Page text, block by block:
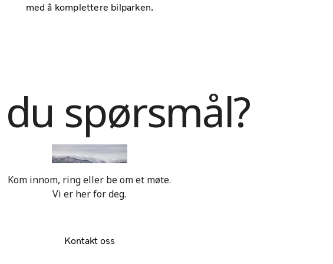
med å komplettere bilparken.
spørsmål?
Kom innom, ring eller be om et møte.
Vi er her for deg.
Kontakt oss